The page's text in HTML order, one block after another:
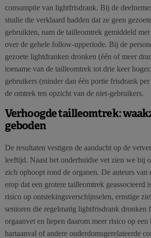
consumptie van lightfrisdrank. Bij de
studie die verklaard hadden dat ze geen
gebruikten, nam de tailleomtrek gemiddeld
over de gehele follow-upperiode. Bij de
gezoete lightdranken dronken (één of meer
toename van de tailleomtrek tot drie keer
gebruikers (minder dan één portie frisdrank
de omtrek ten opzicht van de niet-gebruikers.
Verhoogde tailleomtrek:
geboden
De resultaten vestigen de aandacht op de
leeftijd. Naast het onderhuidse vet zien we bij
zich ophoopt rond de organen. De auteurs van
erop dat een grotere tailleomtrek geassocieerd
risico op ontstekingsverschijnselen, ernstige
senioren die regelmatig lightfrisdrank dronken
orgaanvet en liepen daarom meer risico op een
hartaanval of andere ouderdomsgerelateerde